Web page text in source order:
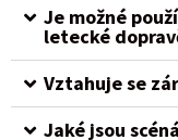
Je možné
letecké
Vztahuje se
Jaké jsou